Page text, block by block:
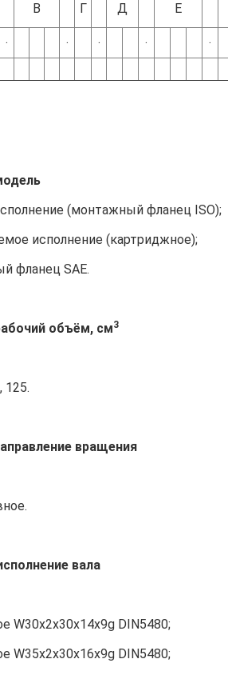
В Г Д Е
. . . . .
(монтажный фланец ISO);
исполнение (картриджное);
фланец SAE.
объём, см3
125.
вращения
вала
W30х2х30х14х9g DIN5480;
W35х2х30х16х9g DIN5480;